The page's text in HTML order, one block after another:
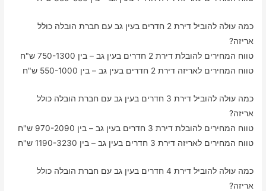
כמה עולה להוביל דירת 2 חדרים בעין גב עם חברת הובלה כולל
אריזה?
טווח המחירים להובלת דירת 2 חדרים בעין גב – בין 750-1300 ש"ח
טווח המחירים לאריזה דירת 2 חדרים בעין גב – בין 550-1000 ש"ח
כמה עולה להוביל דירת 3 חדרים בעין גב עם חברת הובלה כולל
אריזה?
טווח המחירים להובלת דירת 3 חדרים בעין גב – בין 970-2090 ש"ח
טווח המחירים לאריזה דירת 3 חדרים בעין גב – בין 1190-3230 ש"ח
כמה עולה להוביל דירת 4 חדרים בעין גב עם חברת הובלה כולל
אריזה?